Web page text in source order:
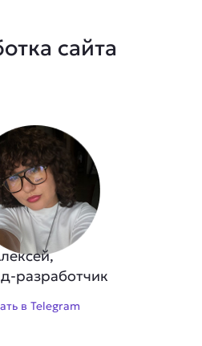
сайта
разработчик
в Telegram